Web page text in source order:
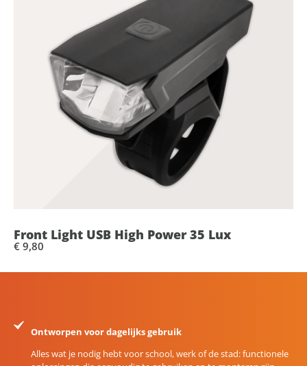
Front Light USB High Power 35 Lux
€ 9,80
Ontworpen voor dagelijks gebruik
Alles wat je nodig hebt voor school, werk of de stad: functionele